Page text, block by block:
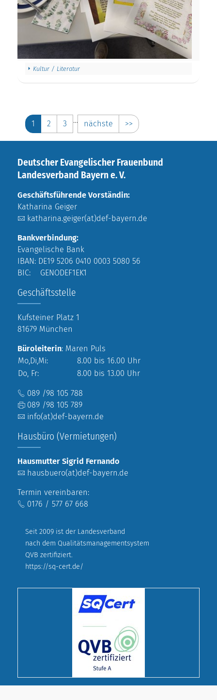
Kultur / Literatur
1 2 3 … nächste >>
Deutscher Evangelischer Frauenbund
Landesverband Bayern e. V.
Geschäftsführende Vorständin:
Katharina Geiger
katharina.geiger(at)def-bayern.de
Bankverbindung:
Evangelische Bank
IBAN: DE19 5206 0410 0003 5080 56
BIC: GENODEF1EK1
Geschäftsstelle
Kufsteiner Platz 1
81679 München
Büroleiterin: Maren Puls
Mo,Di,Mi:
8.00 bis 16.00 Uhr
Do, Fr:
8.00 bis 13.00 Uhr
089 /98 105 788
089 /98 105 789
info(at)def-bayern.de
Hausbüro (Vermietungen)
Hausmutter Sigrid Fernando
hausbuero(at)def-bayern.de
Termin vereinbaren:
0176 / 577 67 668
Seit 2009 ist der Landesverband
nach dem Qualitätsmanagementsystem
QVB zertifiziert.
https://sq-cert.de/